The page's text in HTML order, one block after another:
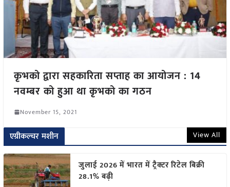
कृभको द्वारा सहकारिता सप्ताह का आयोजन : 14
नवम्बर को हुआ था कृभको का गठन
November 15, 2021
एग्रीकल्चर मशीन View All
जुलाई 2026 में भारत में ट्रैक्टर रिटेल बिक्री
28.1% बढ़ी